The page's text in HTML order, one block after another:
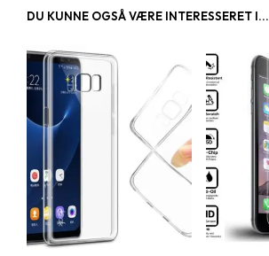
DU KUNNE OGSÅ VÆRE INTERESSERET I...